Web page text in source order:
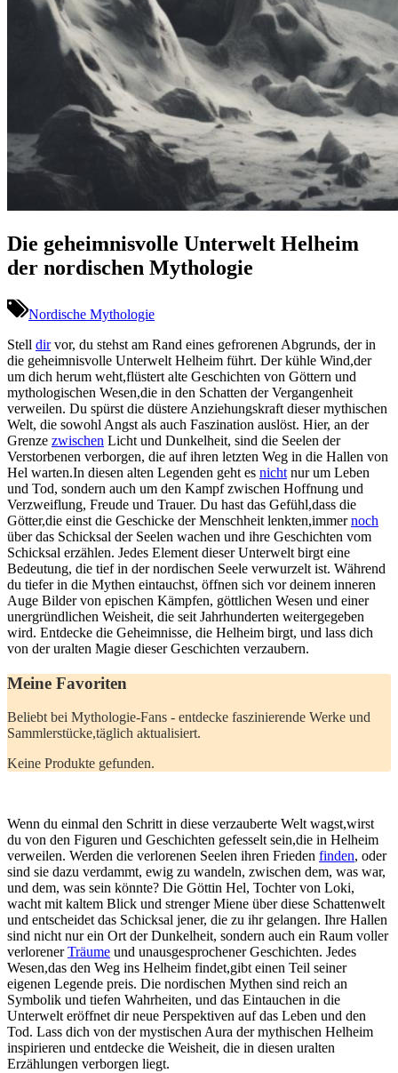
Die geheimnisvolle Unterwelt Helheim
der nordischen Mythologie
Nordische Mythologie
Stell dirvor, du ⁣stehst am Rand eines gefrorenen ​Abgrunds, der in
die geheimnisvolle Unterwelt Helheim führt. Der kühle Wind,der
um dich herum weht,flüstert alte Geschichten von Göttern und
mythologischen Wesen,die in den Schatten der Vergangenheit
verweilen. Du spürst die⁢ düstere Anziehungskraft dieser mythischen
Welt,⁣ die sowohl Angst als ⁢auch ⁣Faszination auslöst. Hier, an der
Grenze zwischen Licht ⁤und Dunkelheit, sind die Seelen der
Verstorbenen verborgen, ‍die auf ihren letzten Weg in die Hallen von
‌Hel warten.In diesen alten Legenden geht es nicht nur‍ um Leben
und Tod, sondern auch um den Kampf zwischen Hoffnung und
Verzweiflung, Freude und Trauer. Du hast das Gefühl,dass die
Götter,die einst die Geschicke der⁤ Menschheit lenkten,immernoch
über das‌ Schicksal der Seelen wachen ⁢und ihre Geschichten vom
Schicksal⁢ erzählen. Jedes Element ​dieser Unterwelt birgt eine
Bedeutung, die tief in der nordischen ‌Seele verwurzelt ist. Während
du tiefer in die Mythen eintauchst, öffnen ⁢sich vor deinem inneren
Auge Bilder von epischen Kämpfen, göttlichen ⁢Wesen und einer
unergründlichen Weisheit,‌ die seit ⁢Jahrhunderten weitergegeben
wird. Entdecke die Geheimnisse, die Helheim birgt, und lass dich
von der uralten ‌Magie dieser Geschichten verzaubern.
Meine Favoriten
Beliebt bei Mythologie-Fans -⁣ entdecke faszinierende Werke und​
Sammlerstücke,täglich aktualisiert.
Keine Produkte gefunden.
Wenn du einmal den Schritt in diese verzauberte Welt wagst,wirst
du⁣ von den Figuren ⁤und Geschichten gefesselt sein,die in ⁢Helheim
verweilen. Werden die verlorenen Seelen ihren Frieden finden, oder‍
sind sie dazu verdammt, ewig zu wandeln, zwischen dem, was war,
und dem, was sein‍ könnte? Die Göttin Hel, ⁢Tochter von Loki,
wacht mit kaltem Blick und strenger Miene über ‍diese Schattenwelt
und entscheidet das Schicksal jener, die zu ihr gelangen. Ihre Hallen
sind‌ nicht nur ein Ort ⁣der Dunkelheit, sondern auch ein Raum voller‌
verlorenerTräume und unausgesprochener Geschichten. Jedes
Wesen,das den Weg ins ⁢Helheim findet,gibt einen Teil seiner
eigenen Legende preis. Die nordischen Mythen sind reich an
Symbolik und tiefen Wahrheiten, und das Eintauchen in die
Unterwelt eröffnet dir neue Perspektiven auf das Leben und den
Tod. Lass dich von der mystischen Aura der mythischen Helheim
inspirieren und entdecke‌ die Weisheit, die in diesen uralten
Erzählungen verborgen liegt.